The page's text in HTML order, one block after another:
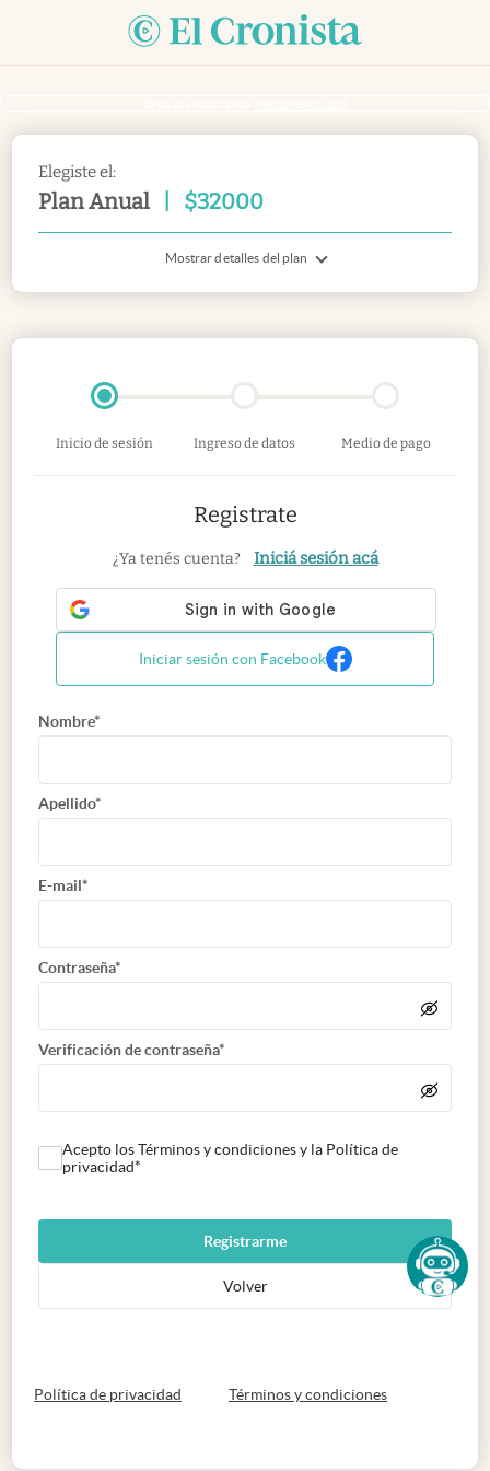
Elegiste el:
Plan Anual $32000
Mostrar detalles del plan
Inicio de sesión Ingreso de datos Medio de pago
Registrate
¿Ya tenés cuenta? Iniciá sesión acá
Iniciar sesión con Facebook
Nombre*
Apellido*
E-mail*
Contraseña*
Verificación de contraseña*
Acepto los Términos y condiciones y la Política de
privacidad*
Registrarme
Volver
Política de privacidad abre en nueva pestaña
Términos y condicionesabre en nueva